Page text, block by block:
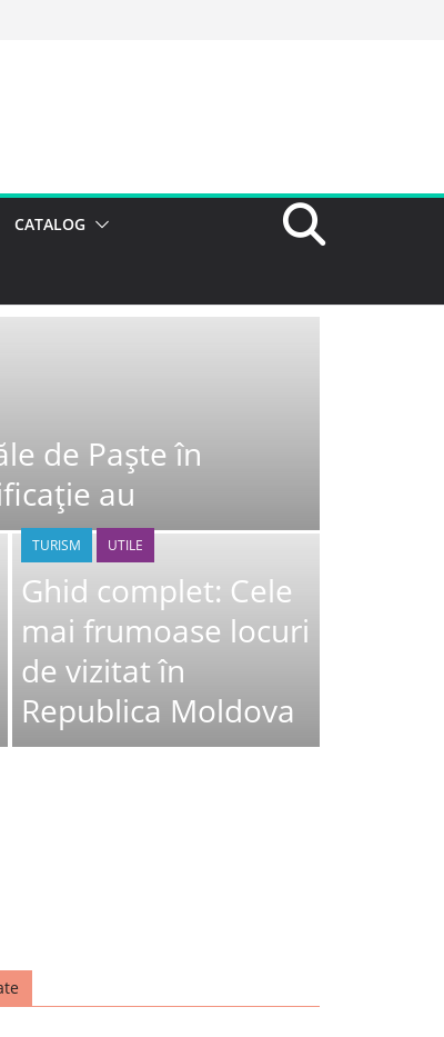
CATALOG
de Paște în
au
TURISM UTILE
Ghid complet: Cele
mai frumoase locuri
de vizitat în
Republica Moldova